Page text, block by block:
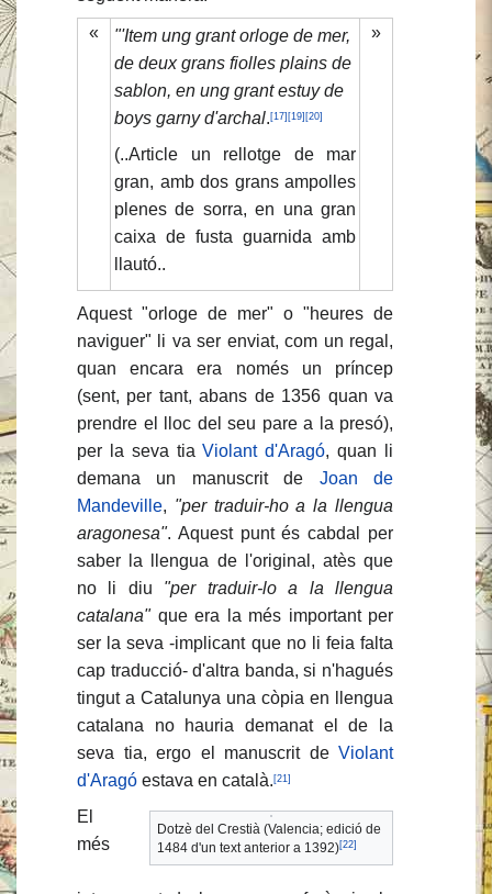
«
"'Item ung grant orloge de mer,
de deux grans fiolles plains de
sablon, en ung grant estuy de
boys garny d'archal. [17] [19] [20]
(..Article un rellotge de mar
gran, amb dos grans ampolles
plenes de sorra, en una gran
caixa de fusta guarnida amb
llautó..
»
Aquest "orloge de mer" o "heures de
naviguer" li va ser enviat, com un regal,
quan encara era només un príncep
(sent, per tant, abans de 1356 quan va
prendre el lloc del seu pare a la presó),
per la seva tiaViolant d'Aragó, quan li
demana un manuscrit de Joan de
Mandeville, "per traduir-ho a la llengua
aragonesa". Aquest punt és cabdal per
saber la llengua de l'original, atès que
no li diu "per traduir-lo a la llengua
catalana"que era la més important per
ser la seva -implicant que no li feia falta
cap traducció- d'altra banda, si n'hagués
tingut a Catalunya una còpia en llengua
catalana no hauria demanat el de la
seva tia, ergo el manuscrit de Violant
d'Aragó estava en català. [21]
Dotzè del Crestià (Valencia; edició de
1484 d'un text anterior a 1392)[22]
El
més